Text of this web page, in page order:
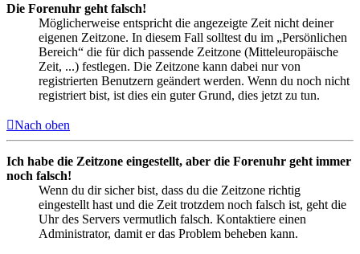
Die Forenuhr geht falsch!
Möglicherweise entspricht die angezeigte Zeit nicht deiner
eigenen Zeitzone. In diesem Fall solltest du im „Persönlichen
Bereich“ die für dich passende Zeitzone (Mitteleuropäische
Zeit, ...) festlegen. Die Zeitzone kann dabei nur von
registrierten Benutzern geändert werden. Wenn du noch nicht
registriert bist, ist dies ein guter Grund, dies jetzt zu tun.
Nach oben
Ich habe die Zeitzone eingestellt, aber die Forenuhr geht immer
noch falsch!
Wenn du dir sicher bist, dass du die Zeitzone richtig
eingestellt hast und die Zeit trotzdem noch falsch ist, geht die
Uhr des Servers vermutlich falsch. Kontaktiere einen
Administrator, damit er das Problem beheben kann.